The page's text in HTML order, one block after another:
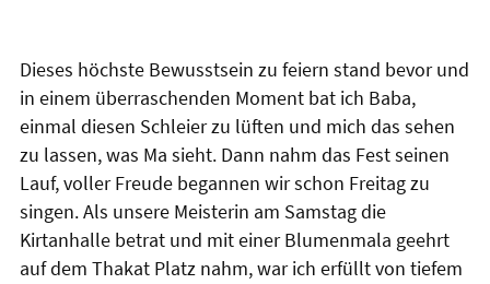
Dieses höchste Bewusstsein zu feiern stand bevor und
in einem überraschenden Moment bat ich Baba,
einmal diesen Schleier zu lüften und mich das sehen
zu lassen, was Ma sieht. Dann nahm das Fest seinen
Lauf, voller Freude begannen wir schon Freitag zu
singen. Als unsere Meisterin am Samstag die
Kirtanhalle betrat und mit einer Blumenmala geehrt
auf dem Thakat Platz nahm, war ich erfüllt von tiefem